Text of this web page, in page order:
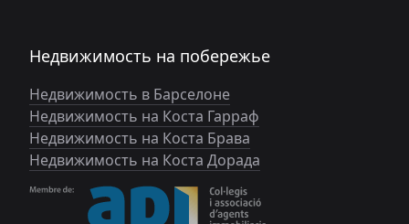
Недвижимость на побережье
Недвижимость в Барселоне
Недвижимость на Коста Гарраф
Недвижимость на Коста Брава
Недвижимость на Коста Дорада